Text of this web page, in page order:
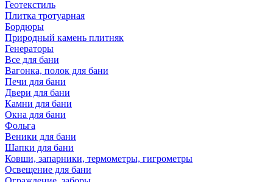
Геотекстиль
Плитка тротуарная
Бордюры
Природный камень плитняк
Генераторы
Все для бани
Вагонка, полок для бани
Печи для бани
Двери для бани
Камни для бани
Окна для бани
Фольга
Веники для бани
Шапки для бани
Ковши, запарники, термометры, гигрометры
Освещение для бани